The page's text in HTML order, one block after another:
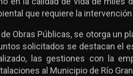
que requiere la
Obras Públicas, se otorga un
solicitados se destacan el
las gestiones con la
al Municipio de Río